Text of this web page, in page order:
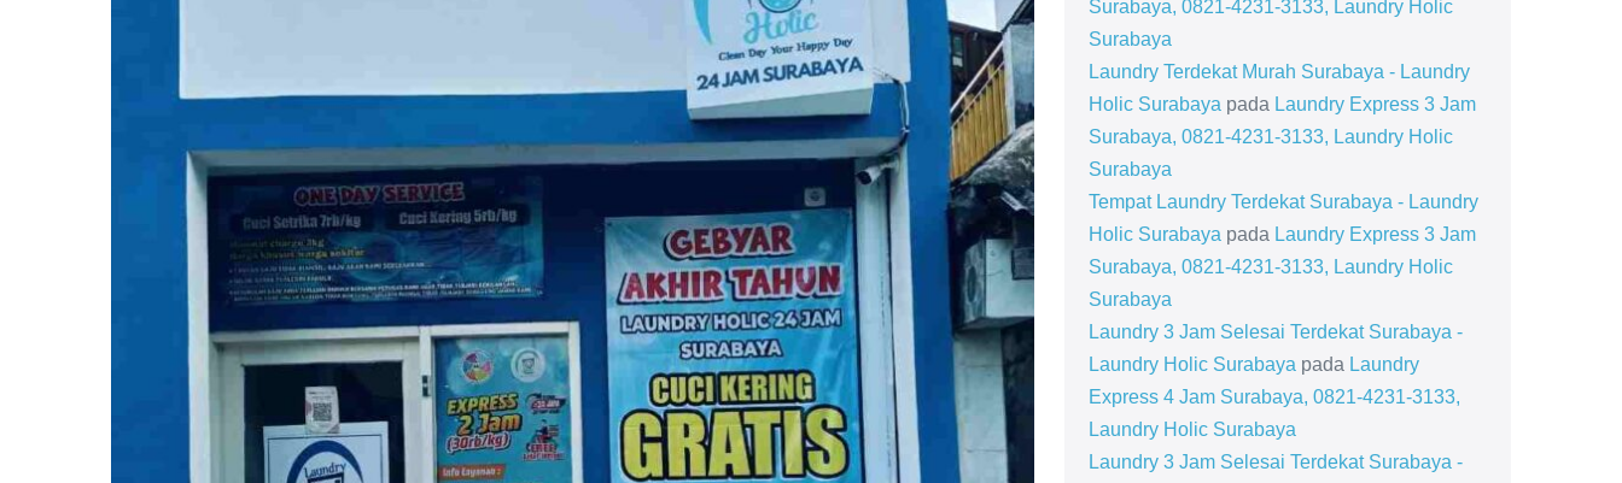
Surabaya, 0821-4231-3133, Laundry Holic
Surabaya
Laundry Terdekat Murah Surabaya - Laundry
Holic Surabaya pada Laundry Express 3 Jam
Surabaya, 0821-4231-3133, Laundry Holic
Surabaya
Tempat Laundry Terdekat Surabaya - Laundry
Holic Surabaya pada Laundry Express 3 Jam
Surabaya, 0821-4231-3133, Laundry Holic
Surabaya
Laundry 3 Jam Selesai Terdekat Surabaya -
Laundry Holic Surabaya pada Laundry
Express 4 Jam Surabaya, 0821-4231-3133,
Laundry Holic Surabaya
Laundry 3 Jam Selesai Terdekat Surabaya -